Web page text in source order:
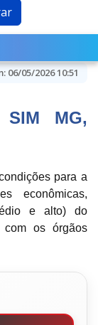
06/05/2026 10:51
SIM MG,
para a
econômicas,
e alto) do
com os órgãos